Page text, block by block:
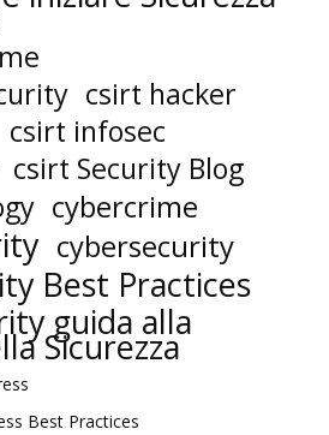
csirt hacker
csirt infosec
csirt Security Blog
cybercrime
cybersecurity
Best Practices
guida alla
Sicurezza
Best Practices